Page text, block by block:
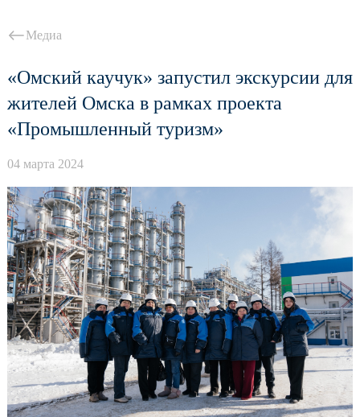
Медиа
«Омский каучук» запустил экскурсии для
жителей Омска в рамках проекта
«Промышленный туризм»
04 марта 2024